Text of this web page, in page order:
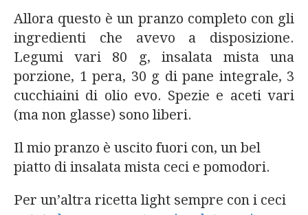
Allora questo è un pranzo completo con gli
ingredienti che avevo a disposizione.
Legumi vari 80 g, insalata mista una
porzione, 1 pera, 30 g di pane integrale, 3
cucchiaini di olio evo. Spezie e aceti vari
(ma non glasse) sono liberi.
Il mio pranzo è uscito fuori con, un bel
piatto di insalata mista ceci e pomodori.
Per un’altra ricetta light sempre con i ceci